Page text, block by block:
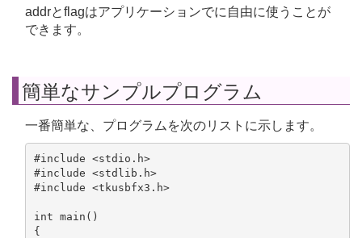
addrとflagはアプリケーションでに自由に使うことが
できます。
簡単なサンプルプログラム
一番簡単な、プログラムを次のリストに示します。
#include <stdio.h>
#include <stdlib.h>
#include <tkusbfx3.h>
int main()
{